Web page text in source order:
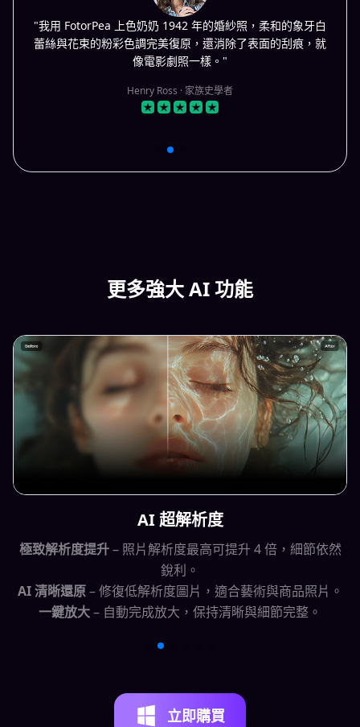
"我用 FotorPea 上色奶奶 1942 年的婚紗照，柔和的象牙白
蕾絲與花束的粉彩色調完美復原，還消除了表面的刮痕，就
像電影劇照一樣。"
Henry Ross · 家族史學者
更多強大 AI 功能
AI 超解析度
極致解析度提升– 照片解析度最高可提升 4 倍，細節依然
銳利。
AI 清晰還原– 修復低解析度圖片，適合藝術與商品照片。
一鍵放大– 自動完成放大，保持清晰與細節完整。
立即購買